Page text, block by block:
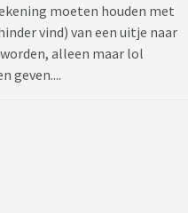
moeten houden met
vind) van een uitje naar
alleen maar lol
geven....